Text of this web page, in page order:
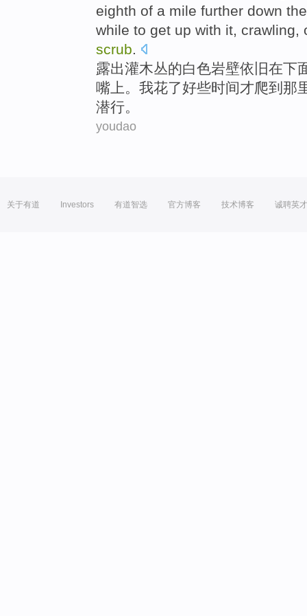
eighth of a mile further down the
while to get up with it, crawling,
scrub.
露出灌木丛的白色岩壁依旧在下
嘴上。 我花了好些时间才爬到 那
潜行。
youdao
关于有道 Investors 有道智选 官方博客 技术博客 诚聘英才